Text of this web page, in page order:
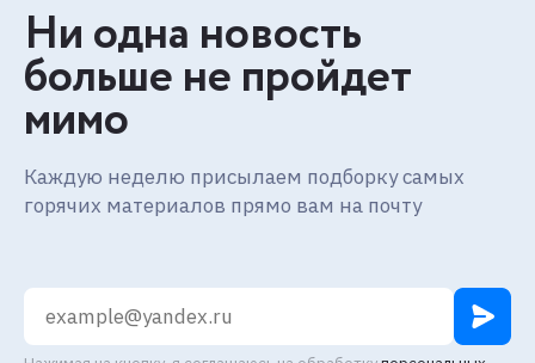
Ни одна новость
больше не пройдет
мимо
Каждую неделю присылаем подборку самых
горячих материалов прямо вам на почту